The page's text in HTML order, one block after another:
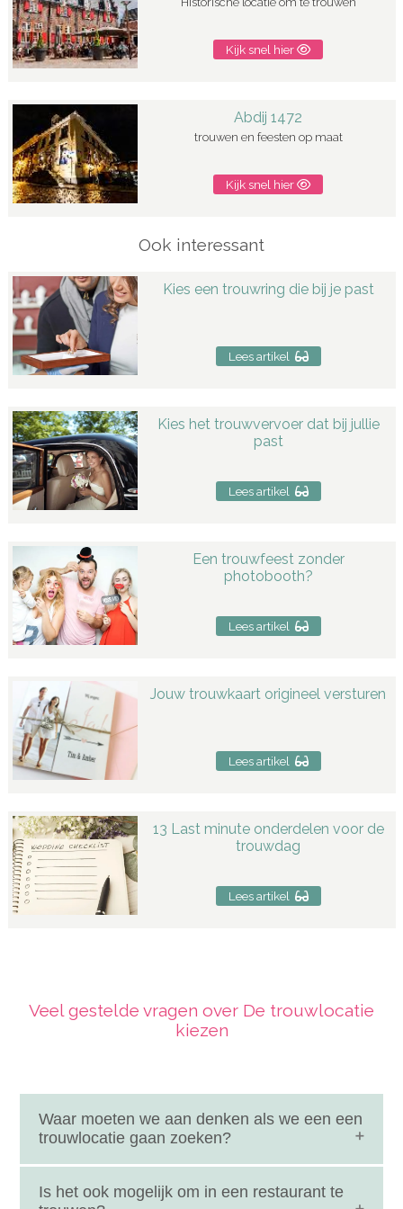
Kijk snel hier
Abdij 1472
trouwen en feesten op maat
Kijk snel hier
Ook interessant
Kies een trouwring die bij je past
Lees artikel
Kies het trouwvervoer dat bij jullie
past
Lees artikel
Een trouwfeest zonder
photobooth?
Lees artikel
Jouw trouwkaart origineel versturen
Lees artikel
13 Last minute onderdelen voor de
trouwdag
Lees artikel
Veel gestelde vragen over De trouwlocatie
kiezen
Waar moeten we aan denken als we een een
trouwlocatie gaan zoeken?
Bepaal eerst het beschikbare budget voor de
Is het ook mogelijk om in een restaurant te